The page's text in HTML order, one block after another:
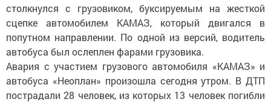
столкнулся с грузовиком, буксируемым на жесткой
сцепке автомобилем КАМАЗ, который двигался в
попутном направлении. По одной из версий, водитель
автобуса был ослеплен фарами грузовика.
Авария с участием грузового автомобиля «КАМАЗ» и
автобуса «Неоплан» произошла сегодня утром. В ДТП
пострадали 28 человек, из которых 13 человек погибли